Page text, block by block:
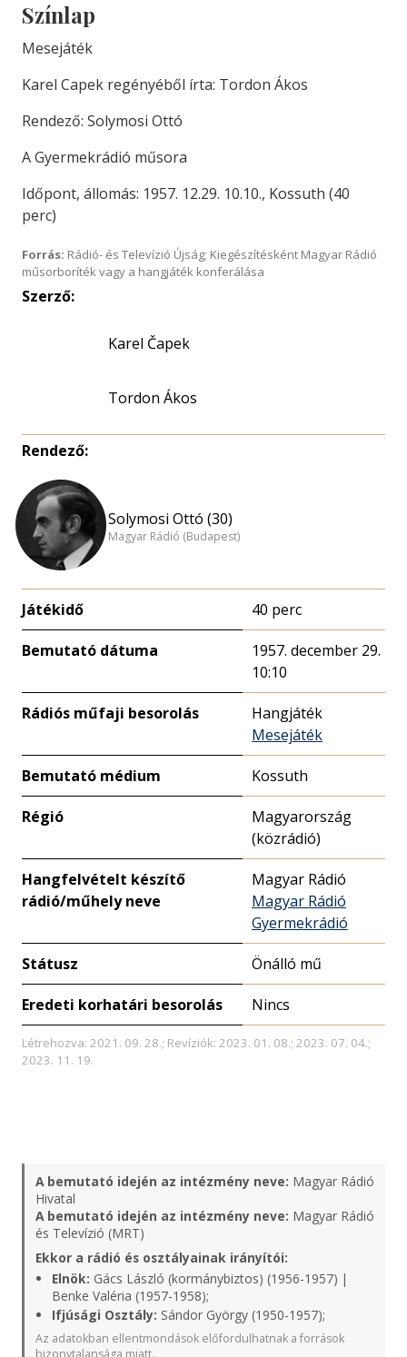
Színlap
Mesejáték
Karel Capek regényéből írta: Tordon Ákos
Rendező: Solymosi Ottó
A Gyermekrádió műsora
Időpont, állomás: 1957. 12.29. 10.10., Kossuth (40
perc)
Forrás: Rádió- és Televízió Újság; Kiegészítésként Magyar Rádió
műsorboríték vagy a hangjáték konferálása
Szerző:
Karel Čapek
Tordon Ákos
Rendező:
Solymosi Ottó (30)
Magyar Rádió (Budapest)
Játékidő 40 perc
Bemutató dátuma
1957. december 29.
10:10
Rádiós műfaji besorolás
Hangjáték
Mesejáték
Bemutató médium Kossuth
Régió
Magyarország
(közrádió)
Hangfelvételt készítő
rádió/műhely neve
Magyar Rádió
Magyar Rádió
Gyermekrádió
Státusz Önálló mű
Eredeti korhatári besorolás Nincs
Létrehozva: 2021. 09. 28.; Revíziók: 2023. 01. 08.; 2023. 07. 04.;
2023. 11. 19.
A bemutató idején az intézmény neve: Magyar Rádió
Hivatal
A bemutató idején az intézmény neve: Magyar Rádió
és Televízió (MRT)
Ekkor a rádió és osztályainak irányítói:
Elnök: Gács László (kormánybiztos) (1956-1957) |
Benke Valéria (1957-1958);
Ifjúsági Osztály: Sándor György (1950-1957);
Az adatokban ellentmondások előfordulhatnak a források
bizonytalansága miatt.